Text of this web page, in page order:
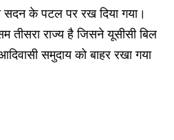
के पटल पर रख दिया गया।
तीसरा राज्य है जिसने यूसीसी बिल
समुदाय को बाहर रखा गया